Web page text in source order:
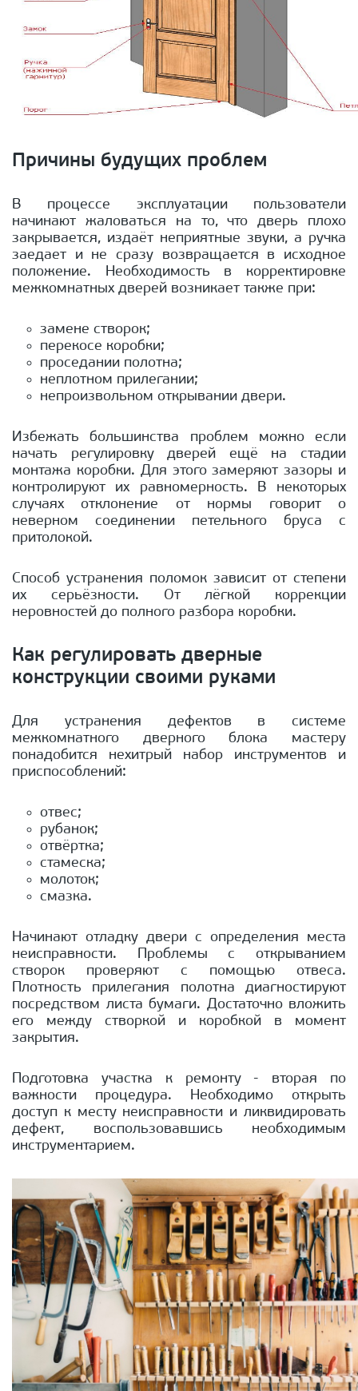
Причины будущих проблем
В процессе эксплуатации пользователи
начинают жаловаться на то, что дверь плохо
закрывается, издаёт неприятные звуки, а ручка
заедает и не сразу возвращается в исходное
положение. Необходимость в корректировке
межкомнатных дверей возникает также при:
замене створок;
перекосе коробки;
проседании полотна;
неплотном прилегании;
непроизвольном открывании двери.
Избежать большинства проблем можно если
начать регулировку дверей ещё на стадии
монтажа коробки. Для этого замеряют зазоры и
контролируют их равномерность. В некоторых
случаях отклонение от нормы говорит о
неверном соединении петельного бруса с
притолокой.
Способ устранения поломок зависит от степени
их серьёзности. От лёгкой коррекции
неровностей до полного разбора коробки.
Как регулировать дверные
конструкции своими руками
Для устранения дефектов в системе
межкомнатного дверного блока мастеру
понадобится нехитрый набор инструментов и
приспособлений:
отвес;
рубанок;
отвёртка;
стамеска;
молоток;
смазка.
Начинают отладку двери с определения места
неисправности. Проблемы с открыванием
створок проверяют с помощью отвеса.
Плотность прилегания полотна диагностируют
посредством листа бумаги. Достаточно вложить
его между створкой и коробкой в момент
закрытия.
Подготовка участка к ремонту - вторая по
важности процедура. Необходимо открыть
доступ к месту неисправности и ликвидировать
дефект, воспользовавшись необходимым
инструментарием.